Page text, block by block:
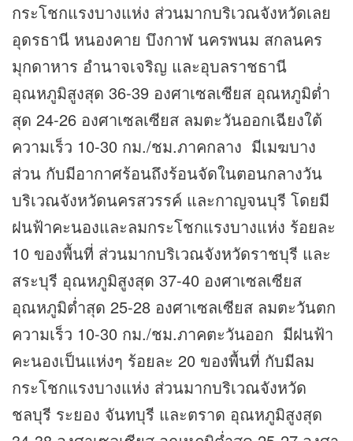
กระโชกแรงบางแห่ง ส่วนมากบริเวณจังหวัดเลย
อุดรธานี หนองคาย บึงกาฬ นครพนม สกลนคร
มุกดาหาร อำนาจเจริญ และอุบลราชธานี
อุณหภูมิสูงสุด 36-39 องศาเซลเซียส อุณหภูมิต่ำ
สุด 24-26 องศาเซลเซียส ลมตะวันออกเฉียงใต้
ความเร็ว 10-30 กม./ชม.ภาคกลาง มีเมฆบาง
ส่วน กับมีอากาศร้อนถึงร้อนจัดในตอนกลางวัน
บริเวณจังหวัดนครสวรรค์ และกาญจนบุรี โดยมี
ฝนฟ้าคะนองและลมกระโชกแรงบางแห่ง ร้อยละ
10 ของพื้นที่ ส่วนมากบริเวณจังหวัดราชบุรี และ
สระบุรี อุณหภูมิสูงสุด 37-40 องศาเซลเซียส
อุณหภูมิต่ำสุด 25-28 องศาเซลเซียส ลมตะวันตก
ความเร็ว 10-30 กม./ชม.ภาคตะวันออก มีฝนฟ้า
คะนองเป็นแห่งๆ ร้อยละ 20 ของพื้นที่ กับมีลม
กระโชกแรงบางแห่ง ส่วนมากบริเวณจังหวัด
ชลบุรี ระยอง จันทบุรี และตราด อุณหภูมิสูงสุด